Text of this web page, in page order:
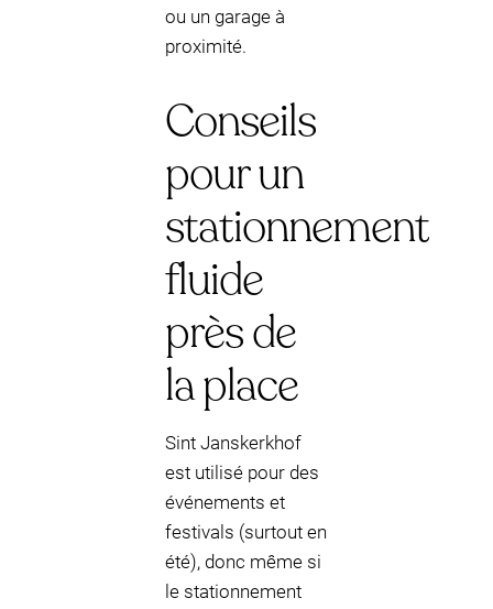
ou un garage à
proximité.
Conseils
pour un
stationnement
fluide
près de
la place
Sint Janskerkhof
est utilisé pour des
événements et
festivals (surtout en
été), donc même si
le stationnement